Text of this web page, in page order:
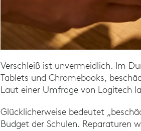
Verschleiß ist unvermeidlich. Im
Tablets und Chromebooks,
Laut einer Umfrage von Logitech
Glücklicherweise bedeutet
Budget der Schulen. Reparaturen